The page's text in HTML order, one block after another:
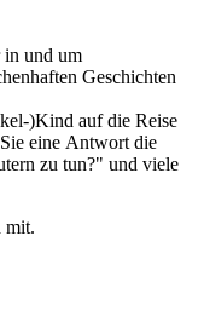
in und um
Geschichten
)Kind auf die Reise
eine Antwort die
zu tun?" und viele
mit.